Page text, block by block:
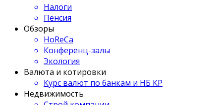
Налоги
Пенсия
Обзоры
HoReCa
Конференц-залы
Экология
Валюта и котировки
Курс валют по банкам и НБ КР
Недвижимость